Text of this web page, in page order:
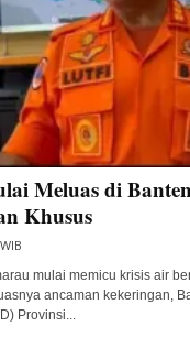
Meluas di
Khusus
mulai memicu krisis air
ancaman kekeringan,
Provinsi...